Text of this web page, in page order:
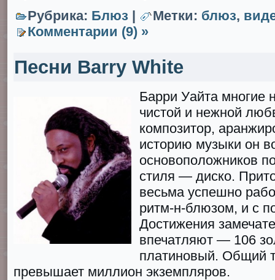
Рубрика: Блюз | Метки: блюз,
Комментарии (9) »
Песни Barry White
Барри Уайта многие
чистой и нежной
композитор,
историю музыки он
основоположников
стиля — диско.
весьма успешно
ритм-н-блюзом, и с
Достижения
впечатляют — 106
платиновый. Общий
превышает миллион экземпляров.